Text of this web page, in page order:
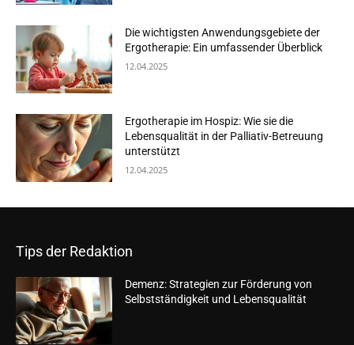
Die wichtigsten Anwendungsgebiete der
Ergotherapie: Ein umfassender Überblick
12.04.2025
Ergotherapie im Hospiz: Wie sie die
Lebensqualität in der Palliativ-Betreuung
unterstützt
12.04.2025
Tips der Redaktion
Demenz: Strategien zur Förderung von
Selbstständigkeit und Lebensqualität